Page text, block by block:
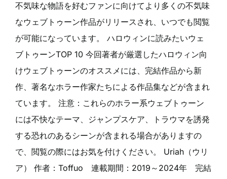
不気味な物語を好むファンに向けてより多くの不気味
なウェブトゥーン作品がリリースされ、いつでも閲覧
が可能になっています。 ハロウィンに読みたいウェ
ブトゥーンTOP 10 今回著者が厳選したハロウィン向
けウェブトゥーンのオススメには、完結作品から新
作、著名なホラー作家たちによる作品集などが含まれ
ています。 注意：これらのホラー系ウェブトゥーン
には不快なテーマ、ジャンプスケア、トラウマを誘発
する恐れのあるシーンが含まれる場合がありますの
で、閲覧の際にはお気を付けください。 Uriah（ウリ
ア） 作者：Toffuo 連載期間：2019～2024年 完結